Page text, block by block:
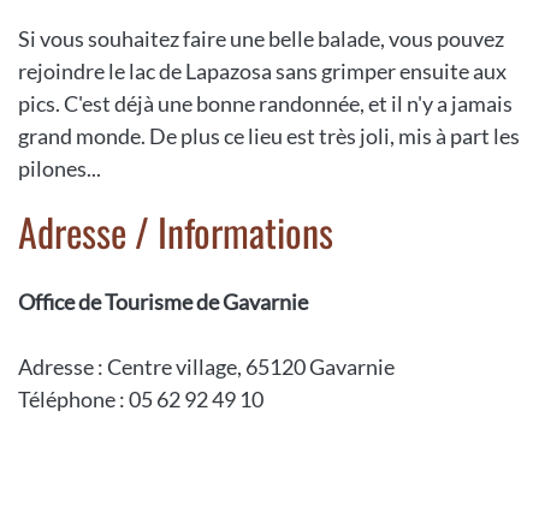
Si vous souhaitez faire une belle balade, vous pouvez
rejoindre le lac de Lapazosa sans grimper ensuite aux
pics. C'est déjà une bonne randonnée, et il n'y a jamais
grand monde. De plus ce lieu est très joli, mis à part les
pilones...
Adresse / Informations
Office de Tourisme de Gavarnie
Adresse : Centre village, 65120 Gavarnie
Téléphone : 05 62 92 49 10